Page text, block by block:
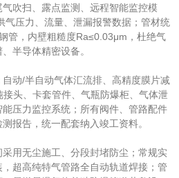
吹扫、露点监测、远程智能监控模
气压力、流量、泄漏报警数据；管材统
管，内壁粗糙度Ra≤0.03μm，杜绝气
半导体精密设备。
动/半自动气体汇流排、高精度膜片减
头、卡套管件、气瓶防爆柜、气体泄
压力监控系统；所有阀件、管路配件
报告，统一配套纳入竣工资料。
用无尘施工、分段封堵防尘；常规实
超高纯特气管路全自动轨道焊接；管